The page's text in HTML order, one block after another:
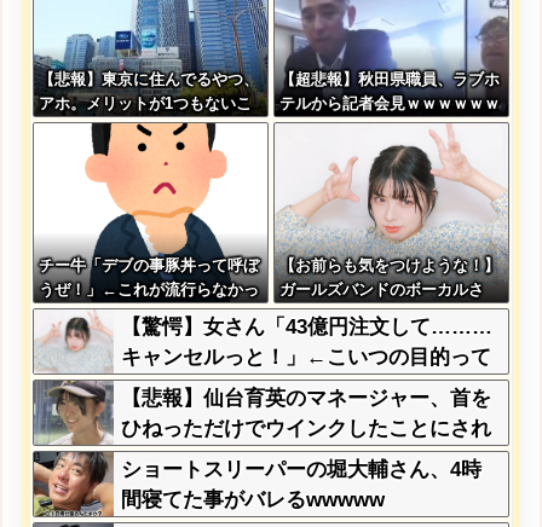
【悲報】東京に住んでるやつ、
アホ。メリットが1つもないこ
とが判明
【超悲報】秋田県職員、ラブホ
テルから記者会見ｗｗｗｗｗｗ
ｗｗｗ
チー牛「デブの事豚丼って呼ぼ
うぜ！」←これが流行らなかっ
た理由
【お前らも気をつけような！】
ガールズバンドのボーカルさ
ん、客席ダイブした結果『こ
う』なってしまいお気持ち表明
してしまう…
【驚愕】女さん「43億円注文して………
キャンセルっと！」←こいつの目的って
一体なんなの？？？？？？？
【悲報】仙台育英のマネージャー、首を
ひねっただけでウインクしたことにされ
てしまうｗｗｗ
ショートスリーパーの堀大輔さん、4時
間寝てた事がバレるwwwww